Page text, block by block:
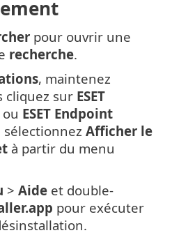
pour ouvrir une
recherche.
, maintenez
cliquez sur ESET
ou ESET Endpoint
sélectionnez Afficher le
à partir du menu
> Aide et double-
pour exécuter